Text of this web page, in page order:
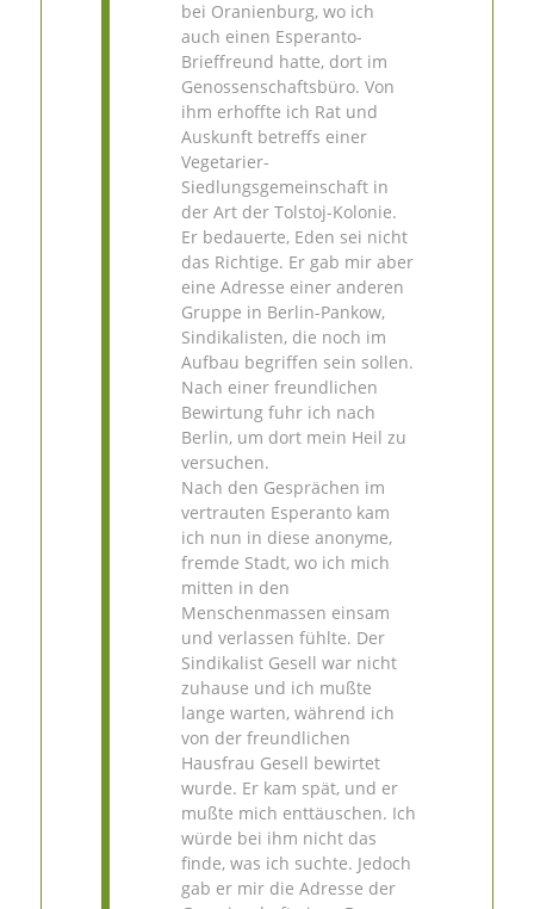
bei Oranienburg, wo ich
auch einen Esperanto-
Brieffreund hatte, dort im
Genossenschaftsbüro. Von
ihm erhoffte ich Rat und
Auskunft betreffs einer
Vegetarier-
Siedlungsgemeinschaft in
der Art der Tolstoj-Kolonie.
Er bedauerte, Eden sei nicht
das Richtige. Er gab mir aber
eine Adresse einer anderen
Gruppe in Berlin-Pankow,
Sindikalisten, die noch im
Aufbau begriffen sein sollen.
Nach einer freundlichen
Bewirtung fuhr ich nach
Berlin, um dort mein Heil zu
versuchen.
Nach den Gesprächen im
vertrauten Esperanto kam
ich nun in diese anonyme,
fremde Stadt, wo ich mich
mitten in den
Menschenmassen einsam
und verlassen fühlte. Der
Sindikalist Gesell war nicht
zuhause und ich mußte
lange warten, während ich
von der freundlichen
Hausfrau Gesell bewirtet
wurde. Er kam spät, und er
mußte mich enttäuschen. Ich
würde bei ihm nicht das
finde, was ich suchte. Jedoch
gab er mir die Adresse der